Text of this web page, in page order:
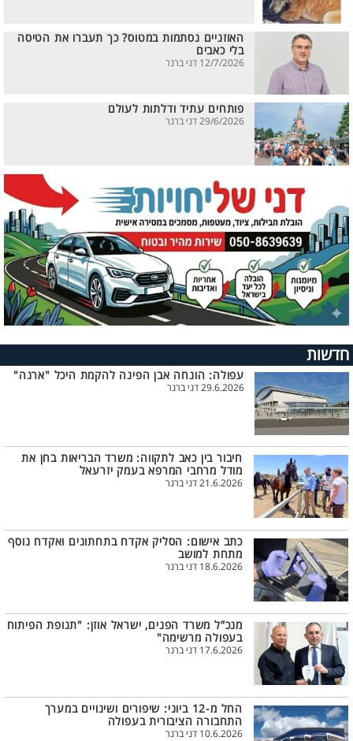
האוזניים נסתמות במטוס? כך תעברו את הטיסה
בלי כאבים
12/7/2026 דני ברנר
פותחים עתיד ודלתות לעולם
29/6/2026 דני ברנר
חדשות
עפולה: הונחה אבן הפינה להקמת היכל "ארנה"
29.6.2026 דני ברנר
חיבור בין כאב לתקווה: משרד הבריאות בחן את
מודל מרחבי המרפא בעמק יזרעאל
21.6.2026 דני ברנר
כתב אישום: הסליק אקדח בתחתונים ואקדח נוסף
מתחת למושב
18.6.2026 דני ברנר
מנכ”ל משרד הפנים, ישראל אוזן: "תנופת הפיתוח
בעפולה מרשימה"
17.6.2026 דני ברנר
החל מ-12 ביוני: שיפורים ושינויים במערך
התחבורה הציבורית בעפולה
10.6.2026 דני ברנר